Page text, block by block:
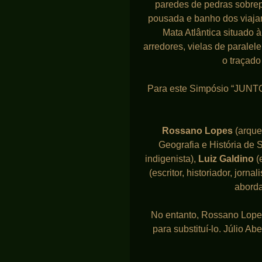
paredes de pedras
pousada e banho dos
Mata Atlântica situado
arredores, vielas de
o
Para este Simpósio
Rossano Lopes
Geografia e História de
indigenista), Luiz Galdino
(escritor, historiador,
No entanto, Rossano
para substituí-lo. Júlio